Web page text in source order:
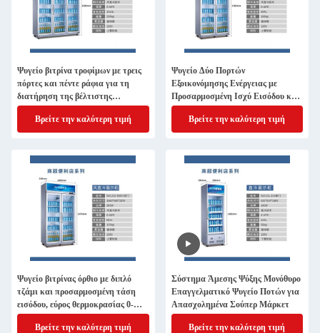
Ψυγείο βιτρίνα τροφίμων με τρεις
πόρτες και πέντε ράφια για τη
διατήρηση της βέλτιστης
θερμοκρασίας στους 0-10ºC
Βρείτε την καλύτερη τιμή
Ψυγείο Δύο Πορτών
Εξοικονόμησης Ενέργειας με
Προσαρμοσμένη Ισχύ Εισόδου και
Ψυκτικό R290a
Βρείτε την καλύτερη τιμή
Ψυγείο βιτρίνας όρθιο με διπλό
τζάμι και προσαρμοσμένη τάση
εισόδου, εύρος θερμοκρασίας 0-
10ºC
Βρείτε την καλύτερη τιμή
Σύστημα Άμεσης Ψύξης Μονόθυρο
Επαγγελματικό Ψυγείο Ποτών για
Απασχολημένα Σούπερ Μάρκετ
Βρείτε την καλύτερη τιμή